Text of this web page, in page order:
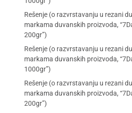
Rešenje (o razvrstavanju u rezani
markama duvanskih proizvoda,
200gr”)
Rešenje (o razvrstavanju u rezani
markama duvanskih proizvoda,
1000gr”)
Rešenje (o razvrstavanju u rezani
markama duvanskih proizvoda,
200gr”)